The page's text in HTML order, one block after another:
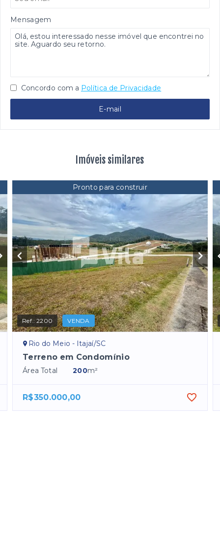
Mensagem
Concordo com a Política de Privacidade
E-mail
Imóveis similares
Pronto para construir
Ref.:2200 VENDA
Rio do Meio - Itajaí/SC
Terreno em Condomínio
Área Total 200m²
R$350.000,00